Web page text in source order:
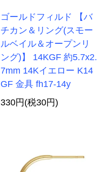
ゴールドフィルド 【バ
チカン＆リング(スモー
ルベイル＆オープンリ
ング)】 14KGF 約5.7x2.
7mm 14Kイエロー K14
GF 金具 fh17-14y
330円(税30円)